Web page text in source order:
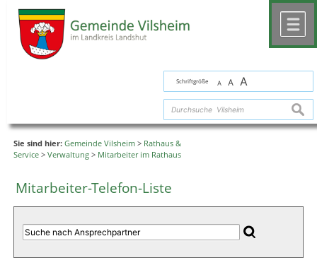
Schriftgröße A A A
Sie sind hier: Gemeinde Vilsheim > Rathaus &
Service > Verwaltung > Mitarbeiter im Rathaus
Mitarbeiter-Telefon-Liste